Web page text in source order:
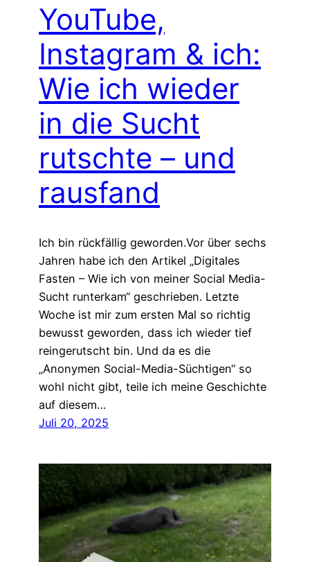
YouTube,
Instagram & ich:
Wie ich wieder
in die Sucht
rutschte – und
rausfand
Ich bin rückfällig geworden.Vor über sechs
Jahren habe ich den Artikel „Digitales
Fasten – Wie ich von meiner Social Media-
Sucht runterkam“ geschrieben. Letzte
Woche ist mir zum ersten Mal so richtig
bewusst geworden, dass ich wieder tief
reingerutscht bin. Und da es die
„Anonymen Social-Media-Süchtigen“ so
wohl nicht gibt, teile ich meine Geschichte
auf diesem…
Juli 20, 2025